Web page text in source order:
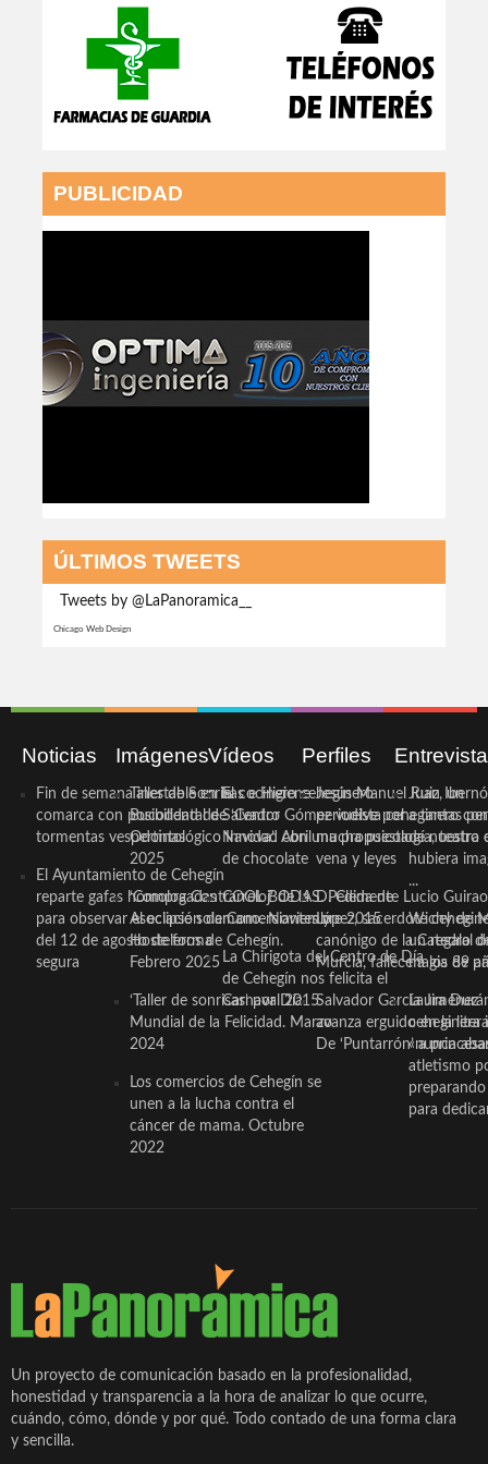
PUBLICIDAD
ÚLTIMOS TWEETS
Tweets by @LaPanoramica__
Chicago Web Design
Noticias
Fin de semana inestable en la
comarca con posibilidad de
tormentas vespertinas
El Ayuntamiento de Cehegín
reparte gafas homologadas
para observar el eclipse solar
del 12 de agosto de forma
segura
Imágenes
Taller de Sonrisas e Higiene
Bucodental de ‘Centro
Odontológico Innova’. Abril
2025
‘Compra Contrarreloj’ de la
Asociación de Comerciantes y
Hosteleros de Cehegín.
Febrero 2025
‘Taller de sonrisas’ por Día
Mundial de la Felicidad. Marzo
2024
Los comercios de Cehegín se
unen a la lucha contra el
cáncer de mama. Octubre
2022
Vídeos
El cocinero ceheginero
Salvador Gómez vuelve por
Navidad con una propuesta
de chocolate
COOL BODAS. Pedida de
mano. Noviembre 2015
La Chirigota del Centro de Día
de Cehegín nos felicita el
Carnaval 2015
Perfiles
Jesús Manuel Ruiz, un
periodista ceheginero con
mucha psicología, teatro
vena y leyes
D. Clemente Lucio Guirao
López, sacerdote
canónigo de la Catedral
Murcia, fallece a los 89
Salvador García Jiménez
avanza erguido en la
De ‘Puntarrón’ a
Juan
a tantas
de nuestra
hubiera
...
Wichy de
un regalo
magia de
Laura
ceheginera
«nunca
atletismo
para
Un proyecto de comunicación basado en la profesionalidad,
honestidad y transparencia a la hora de analizar lo que ocurre,
cuándo, cómo, dónde y por qué. Todo contado de una forma clara
y sencilla.